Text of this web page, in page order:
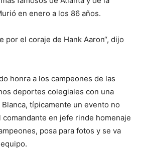
en enero a los 86 años.
por el coraje de Hank Aaron“, dijo
honra a los campeones de las
deportes colegiales con una
típicamente un evento no
en jefe rinde homenaje
posa para fotos y se va